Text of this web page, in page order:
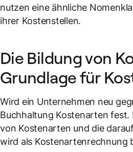
nutzen eine ähnliche
ihrer Kostenstellen.
Die Bildung von
Grundlage für
Wird ein Unternehmen neu
Buchhaltung Kostenarten fest.
von Kostenarten und die
wird als Kostenartenrechnung